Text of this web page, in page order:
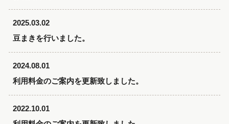
2025.03.02
豆まきを行いました。
2024.08.01
利用料金のご案内を更新致しました。
2022.10.01